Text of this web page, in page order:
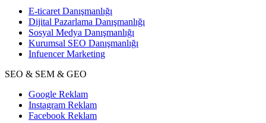
E-ticaret Danışmanlığı
Dijital Pazarlama Danışmanlığı
Sosyal Medya Danışmanlığı
Kurumsal SEO Danışmanlığı
Infuencer Marketing
SEO & SEM & GEO
Google Reklam
Instagram Reklam
Facebook Reklam